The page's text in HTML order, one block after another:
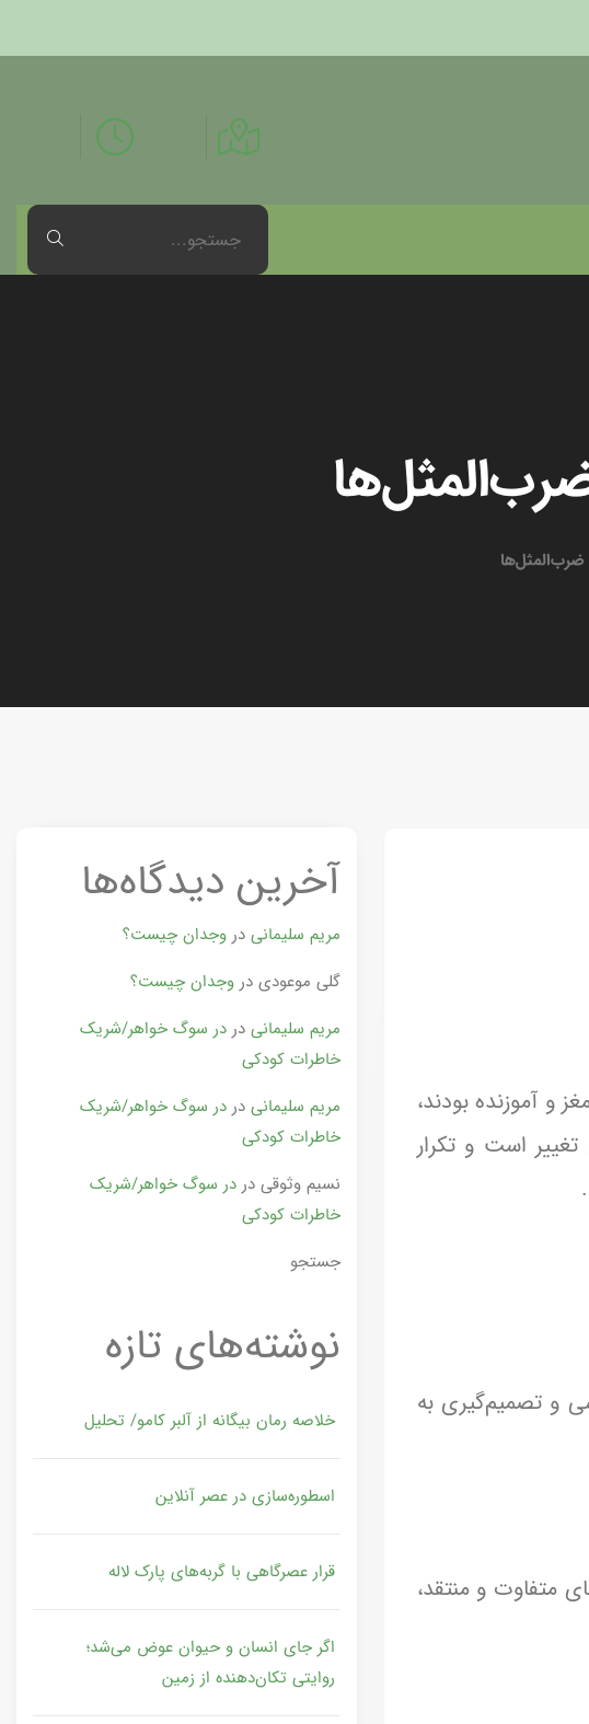
ضرب‌المثل‌ها
و آموزنده بودند،
تغییر است و تکرار
و تصمیم‌گیری به
متفاوت و منتقد،
آخرین دیدگاه‌ها
مریم سلیمانی دروجدان چیست؟
گلی موعودی دروجدان چیست؟
مریم سلیمانی دردر سوگ خواهر/شریک
خاطرات کودکی
مریم سلیمانی دردر سوگ خواهر/شریک
خاطرات کودکی
نسیم وثوقی دردر سوگ خواهر/شریک
خاطرات کودکی
جستجو
نوشته‌های تازه
خلاصه رمان بیگانه از آلبر کامو/ تحلیل
اسطوره‌سازی در عصر آنلاین
قرار عصرگاهی با گربه‌های پارک لاله
اگر جای انسان و حیوان عوض می‌شد؛
روایتی تکان‌دهنده از زمین